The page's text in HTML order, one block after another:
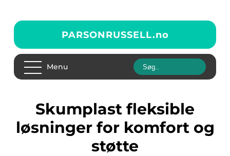
PARSONRUSSELL.no
Menu
Skumplast fleksible
løsninger for komfort og
støtte